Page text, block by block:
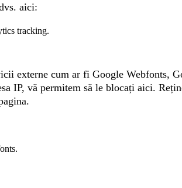
aici:
tracking.
externe cum ar fi Google Webfonts,
IP, vă permitem să le blocați aici.